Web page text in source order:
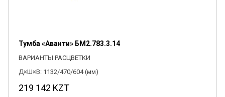
Тумба «Аванти» БМ2.783.3.14
ВАРИАНТЫ РАСЦВЕТКИ
Д×Ш×В: 1132/470/604 (мм)
219 142 KZT